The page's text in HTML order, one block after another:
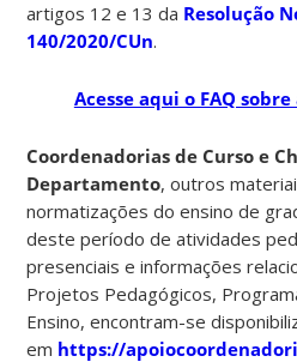
artigos 12 e 13 da Resolução
140/2020/CUn.
Acesse aqui o FAQ sobre
Coordenadorias de Curso e
Departamento, outros
normatizações do ensino de
deste período de atividades
presenciais e informações
Projetos Pedagógicos,
Ensino, encontram-se
em https://